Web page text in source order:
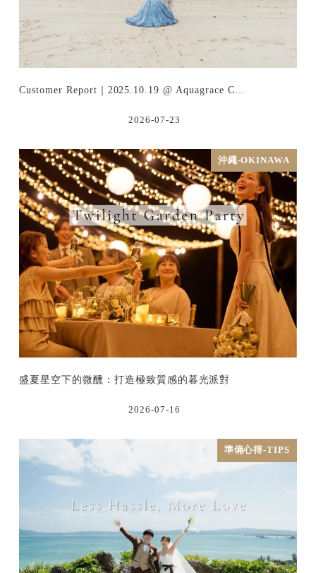
Customer Report｜2025.10.19 @ Aquagrace C…
2026-07-23
沖繩-OKINAWA
盛夏星空下的微醺：打造極致質感的暮光派對
2026-07-16
準備心得-TIPS